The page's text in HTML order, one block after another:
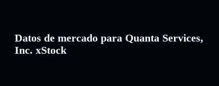
Datos de mercado para Quanta Services,
Inc. xStock